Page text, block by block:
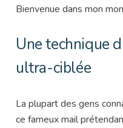
Bienvenue dans mon
Une technique
ultra-ciblée
La plupart des gens
ce fameux mail